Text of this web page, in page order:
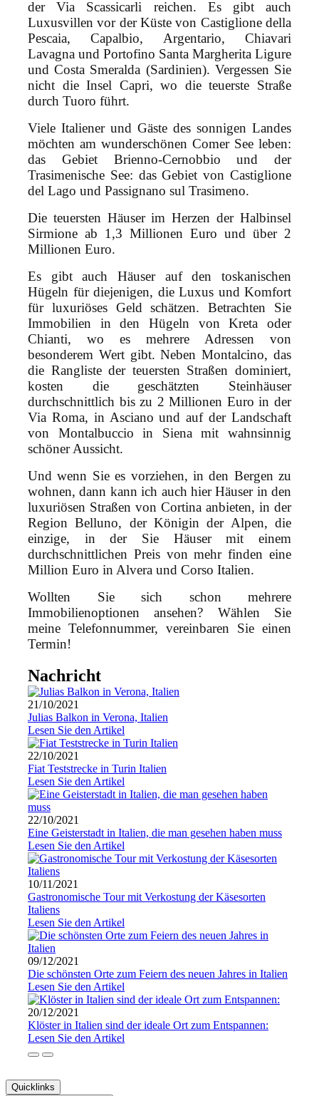
der Via Scassicarli reichen. Es gibt auch
Luxusvillen vor der Küste von Castiglione della
Pescaia, Capalbio, Argentario, Chiavari
Lavagna und Portofino Santa Margherita Ligure
und Costa Smeralda (Sardinien). Vergessen Sie
nicht die Insel Capri, wo die teuerste Straße
durch Tuoro führt.
Viele Italiener und Gäste des sonnigen Landes
möchten am wunderschönen Comer See leben:
das Gebiet Brienno-Cernobbio und der
Trasimenische See: das Gebiet von Castiglione
del Lago und Passignano sul Trasimeno.
Die teuersten Häuser im Herzen der Halbinsel
Sirmione ab 1,3 Millionen Euro und über 2
Millionen Euro.
Es gibt auch Häuser auf den toskanischen
Hügeln für diejenigen, die Luxus und Komfort
für luxuriöses Geld schätzen. Betrachten Sie
Immobilien in den Hügeln von Kreta oder
Chianti, wo es mehrere Adressen von
besonderem Wert gibt. Neben Montalcino, das
die Rangliste der teuersten Straßen dominiert,
kosten die geschätzten Steinhäuser
durchschnittlich bis zu 2 Millionen Euro in der
Via Roma, in Asciano und auf der Landschaft
von Montalbuccio in Siena mit wahnsinnig
schöner Aussicht.
Und wenn Sie es vorziehen, in den Bergen zu
wohnen, dann kann ich auch hier Häuser in den
luxuriösen Straßen von Cortina anbieten, in der
Region Belluno, der Königin der Alpen, die
einzige, in der Sie Häuser mit einem
durchschnittlichen Preis von mehr finden eine
Million Euro in Alvera und Corso Italien.
Wollten Sie sich schon mehrere
Immobilienoptionen ansehen? Wählen Sie
meine Telefonnummer, vereinbaren Sie einen
Termin!
Nachricht
21/10/2021
Julias Balkon in Verona, Italien
Lesen Sie den Artikel
22/10/2021
Fiat Teststrecke in Turin Italien
Lesen Sie den Artikel
22/10/2021
Eine Geisterstadt in Italien, die man gesehen haben muss
Lesen Sie den Artikel
10/11/2021
Gastronomische Tour mit Verkostung der Käsesorten
Italiens
Lesen Sie den Artikel
09/12/2021
Die schönsten Orte zum Feiern des neuen Jahres in Italien
Lesen Sie den Artikel
20/12/2021
Klöster in Italien sind der ideale Ort zum Entspannen:
Lesen Sie den Artikel
Quicklinks